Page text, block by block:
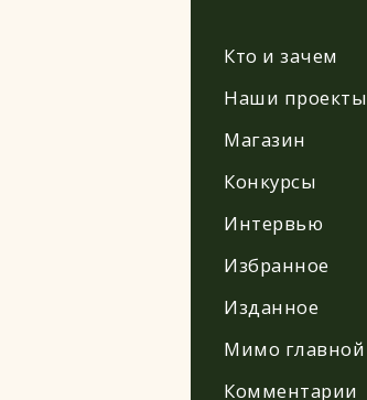
Кто и зачем
Наши проекты
Магазин
Конкурсы
Интервью
Избранное
Изданное
Мимо главной
Комментарии